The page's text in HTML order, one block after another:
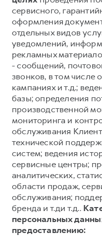
сервисного,
оформления
отдельных видов
уведомлений,
рекламных
- сообщений,
звонков, в том числе
кампаниях и т.д.;
базы; определения
производственной
мониторинга и
обслуживания
технической
систем; ведения
сервисные центры;
аналитических,
области продаж,
обслуживания;
бренда и т.ди т.д..
персональных
предоставлению: